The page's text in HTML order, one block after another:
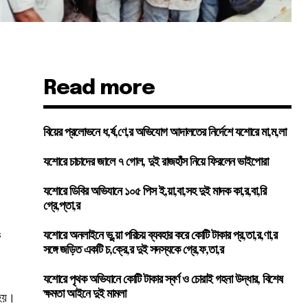
Read more
বিয়ের প্রলোভনে ধ,র্ষ,ণে,র অভিযোগ আদালতের নির্দেশে যশোরে মা,ম,লা
যশোরে চাচাদের জালে ৭ গোল, দুই রাজহাঁস নিয়ে ফিরলেন ভাইপোরা
যশোরে ডিবির অভিযানে ১০৫ পিস ই,য়া,বা,সহ দুই মাদক কা,র,বা,রি
গ্রে,প্তা,র
যশোরে অনলাইনে ভু,য়া পরিচয় ব্যবহার করে কোটি টাকার প্র,তা,র,ণা,র
সঙ্গে জড়িত একটি চ,ক্রে,র দুই সদস্যকে গ্রে,ফ,তা,র
যশোরে পৃথক অভিযানে কোটি টাকার স্বর্ণ ও চোরাই গহনা উদ্ধার, বিশেষ
ক্ষমতা আইনে দুই মামলা